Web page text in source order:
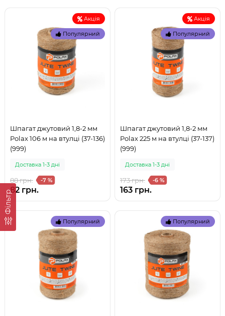
Фільтр
Акція
Популярний
Шпагат джутовий 1,8-2 мм
Polax 106 м на втулці (37-136)
(999)
Доставка 1-3 дні
88 грн. -7 %
82 грн.
Акція
Популярний
Шпагат джутовий 1,8-2 мм
Polax 225 м на втулці (37-137)
(999)
Доставка 1-3 дні
173 грн. -6 %
163 грн.
Популярний Популярний